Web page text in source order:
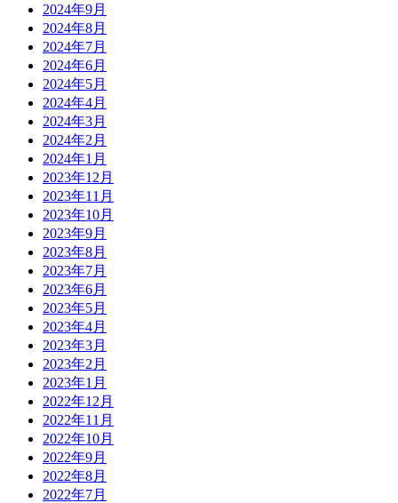
2024年9月
2024年8月
2024年7月
2024年6月
2024年5月
2024年4月
2024年3月
2024年2月
2024年1月
2023年12月
2023年11月
2023年10月
2023年9月
2023年8月
2023年7月
2023年6月
2023年5月
2023年4月
2023年3月
2023年2月
2023年1月
2022年12月
2022年11月
2022年10月
2022年9月
2022年8月
2022年7月